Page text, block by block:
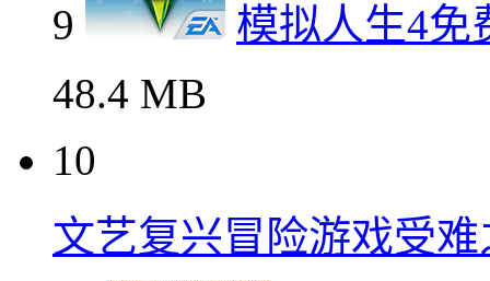
9
模拟人生4免
48.4 MB
10
文艺复兴冒险游戏受